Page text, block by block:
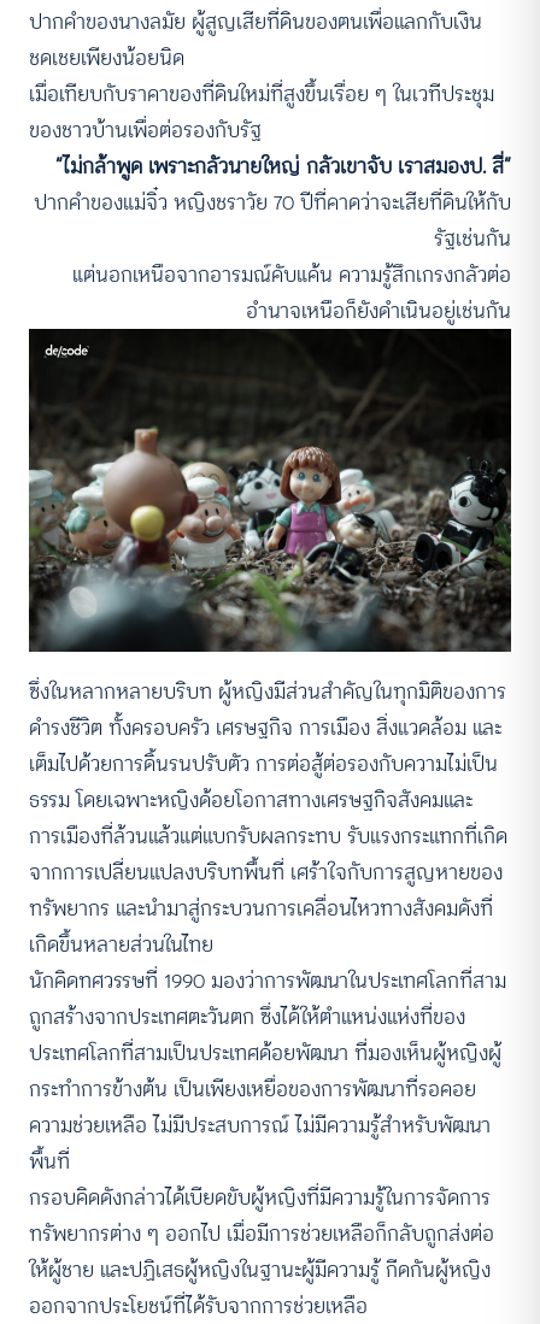
ปากคำของนางลมัย ผู้สูญเสียที่ดินของตนเพื่อแลกกับเงิน
ชดเชยเพียงน้อยนิด
เมื่อเทียบกับราคาของที่ดินใหม่ที่สูงขึ้นเรื่อย ๆ ในเวทีประชุม
ของชาวบ้านเพื่อต่อรองกับรัฐ
“ไม่กล้าพูด เพราะกลัวนายใหญ่ กลัวเขาจับ เราสมองป. สี่”
ปากคำของแม่จิ๋ว หญิงชราวัย 70 ปีที่คาดว่าจะเสียที่ดินให้กับ
รัฐเช่นกัน
แต่นอกเหนือจากอารมณ์คับแค้น ความรู้สึกเกรงกลัวต่อ
อำนาจเหนือก็ยังดำเนินอยู่เช่นกัน
ซึ่งในหลากหลายบริบท ผู้หญิงมีส่วนสำคัญในทุกมิติของการ
ดำรงชีวิต ทั้งครอบครัว เศรษฐกิจ การเมือง สิ่งแวดล้อม และ
เต็มไปด้วยการดิ้นรนปรับตัว การต่อสู้ต่อรองกับความไม่เป็น
ธรรม โดยเฉพาะหญิงด้อยโอกาสทางเศรษฐกิจสังคมและ
การเมืองที่ล้วนแล้วแต่แบกรับผลกระทบ รับแรงกระแทกที่เกิด
จากการเปลี่ยนแปลงบริบทพื้นที่ เศร้าใจกับการสูญหายของ
ทรัพยากร และนำมาสู่กระบวนการเคลื่อนไหวทางสังคมดังที่
เกิดขึ้นหลายส่วนในไทย
นักคิดทศวรรษที่ 1990 มองว่าการพัฒนาในประเทศโลกที่สาม
ถูกสร้างจากประเทศตะวันตก ซึ่งได้ให้ตำแหน่งแห่งที่ของ
ประเทศโลกที่สามเป็นประเทศด้อยพัฒนา ที่มองเห็นผู้หญิงผู้
กระทำการข้างต้น เป็นเพียงเหยื่อของการพัฒนาที่รอคอย
ความช่วยเหลือ ไม่มีประสบการณ์ ไม่มีความรู้สำหรับพัฒนา
พื้นที่
กรอบคิดดังกล่าวได้เบียดขับผู้หญิงที่มีความรู้ในการจัดการ
ทรัพยากรต่าง ๆ ออกไป เมื่อมีการช่วยเหลือก็กลับถูกส่งต่อ
ให้ผู้ชาย และปฏิเสธผู้หญิงในฐานะผู้มีความรู้ กีดกันผู้หญิง
ออกจากประโยชน์ที่ได้รับจากการช่วยเหลือ